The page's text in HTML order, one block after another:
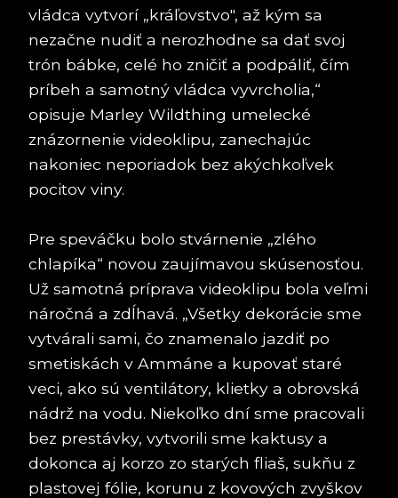
vládca vytvorí „kráľovstvo", až kým sa
nezačne nudiť a nerozhodne sa dať svoj
trón bábke, celé ho zničiť a podpáliť, čím
príbeh a samotný vládca vyvrcholia,“
opisuje Marley Wildthing umelecké
znázornenie videoklipu, zanechajúc
nakoniec neporiadok bez akýchkoľvek
pocitov viny.
Pre speváčku bolo stvárnenie „zlého
chlapíka“ novou zaujímavou skúsenosťou.
Už samotná príprava videoklipu bola veľmi
náročná a zdĺhavá. „Všetky dekorácie sme
vytvárali sami, čo znamenalo jazdiť po
smetiskách v Ammáne a kupovať staré
veci, ako sú ventilátory, klietky a obrovská
nádrž na vodu. Niekoľko dní sme pracovali
bez prestávky, vytvorili sme kaktusy a
dokonca aj korzo zo starých fliaš, sukňu z
plastovej fólie, korunu z kovových zvyškov